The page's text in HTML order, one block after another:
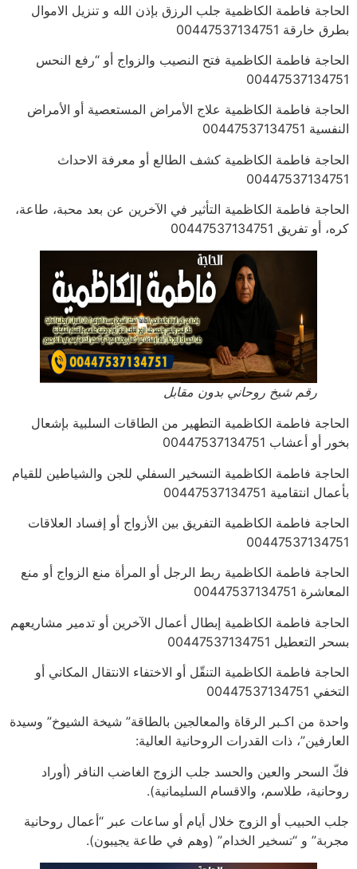
الحاجة فاطمة الكاظمية جلب الرزق بإذن الله و تنزيل الاموال
بطرق خارقة 00447537134751
الحاجة فاطمة الكاظمية فتح النصيب والزواج أو “رفع النحس
00447537134751
الحاجة فاطمة الكاظمية علاج الأمراض المستعصية أو الأمراض
النفسية 00447537134751
الحاجة فاطمة الكاظمية كشف الطالع أو معرفة الاحداث
00447537134751
الحاجة فاطمة الكاظمية التأثير في الآخرين عن بعد محبة، طاعة،
كره، أو تفريق 00447537134751
رقم شيخ روحاني بدون مقابل
الحاجة فاطمة الكاظمية التطهير من الطاقات السلبية بإشعال
بخور أو أعشاب 00447537134751
الحاجة فاطمة الكاظمية التسخير السفلي للجن والشياطين للقيام
بأعمال انتقامية 00447537134751
الحاجة فاطمة الكاظمية التفريق بين الأزواج أو إفساد العلاقات
00447537134751
الحاجة فاطمة الكاظمية ربط الرجل أو المرأة منع الزواج أو منع
المعاشرة 00447537134751
الحاجة فاطمة الكاظمية إبطال أعمال الآخرين أو تدمير مشاريعهم
بسحر التعطيل 00447537134751
الحاجة فاطمة الكاظمية التنقّل أو الاختفاء الانتقال المكاني أو
التخفي 00447537134751
واحدة من اكـبر الرقاة والمعالجين بالطاقة” شيخة الشيوخ” وسيدة
العارفين”، ذات القدرات الروحانية العالية:
فكّ السحر والعين والحسد جلب الزوج الغاضب النافر (أوراد
روحانية، طلاسم، والاقسام السليمانية).
جلب الحبيب أو الزوج خلال أيام أو ساعات عبر “أعمال روحانية
مجربة” و “تسخير الخدام” (وهم في طاعة يجيبون).